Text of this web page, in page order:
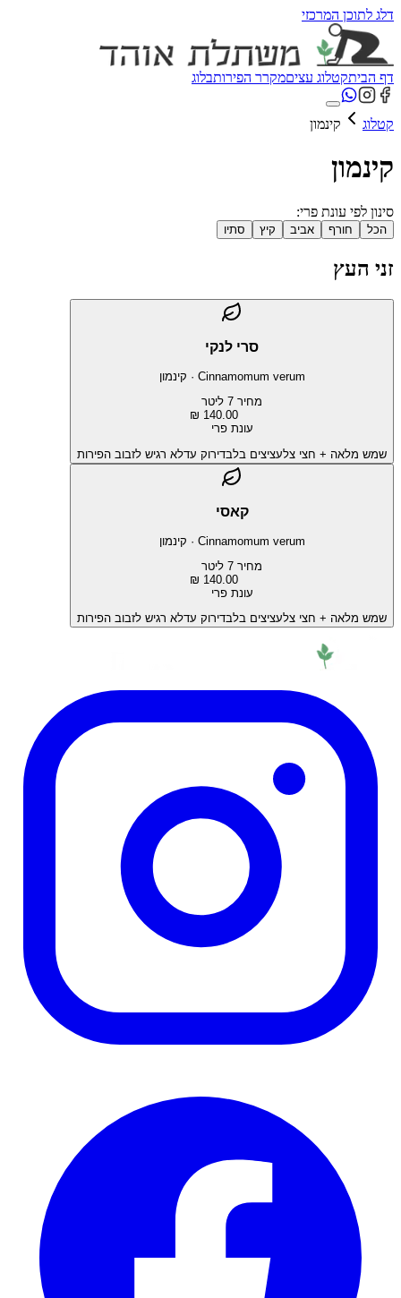
דלג לתוכן המרכזי
דף הביתקטלוג עציםמקרר הפירותבלוג
קטלוג קינמון
קינמון
סינון לפי עונת פרי:
הכל חורף אביב קיץ סתיו
זני העץ
סרי לנקי
Cinnamomum verum
· קינמון
מחיר 7 ליטר
140.00 ₪
עונת פרי
שמש מלאה + חצי צלעציצים בלבדירוק עדלא רגיש לזבוב הפירות
קאסי
Cinnamomum verum
· קינמון
מחיר 7 ליטר
140.00 ₪
עונת פרי
שמש מלאה + חצי צלעציצים בלבדירוק עדלא רגיש לזבוב הפירות